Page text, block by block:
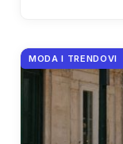
MODA I TRENDOVI